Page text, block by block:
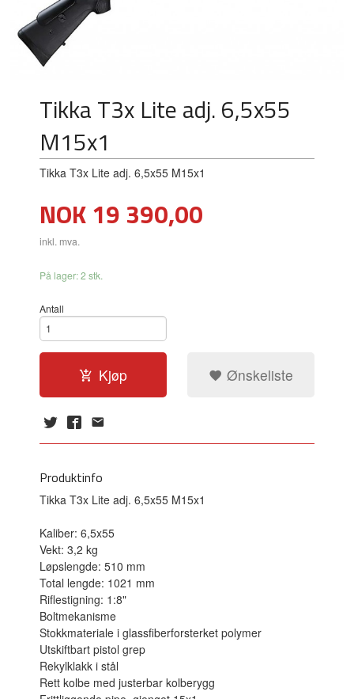
Tikka T3x Lite adj. 6,5x55
M15x1
Tikka T3x Lite adj. 6,5x55 M15x1
Pris
NOK19 390,00
inkl. mva.
På lager: 2 stk.
Antall
Kjøp Ønskeliste
Produktinfo
Tikka T3x Lite adj. 6,5x55 M15x1
Kaliber: 6,5x55
Vekt: 3,2 kg
Løpslengde: 510 mm
Total lengde: 1021 mm
Riflestigning: 1:8"
Boltmekanisme
Stokkmateriale i glassfiberforsterket polymer
Utskiftbart pistol grep
Rekylklakk i stål
Rett kolbe med justerbar kolberygg